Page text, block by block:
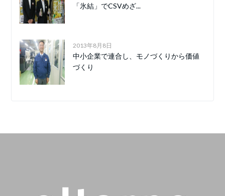
「氷結」でCSVめざ...
2013年8月8日
中小企業で連合し、モノづくりから価値
づくり